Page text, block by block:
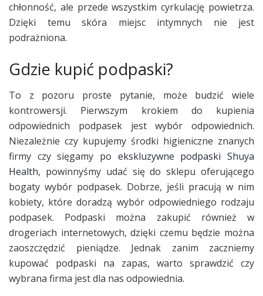
chłonność, ale przede wszystkim cyrkulację powietrza.
Dzięki temu skóra miejsc intymnych nie jest
podrażniona.
Gdzie kupić podpaski?
To z pozoru proste pytanie, może budzić wiele
kontrowersji. Pierwszym krokiem do kupienia
odpowiednich podpasek jest wybór odpowiednich.
Niezależnie czy kupujemy środki higieniczne znanych
firmy czy sięgamy po ekskluzywne podpaski Shuya
Health, powinnyśmy udać się do sklepu oferującego
bogaty wybór podpasek. Dobrze, jeśli pracują w nim
kobiety, które doradzą wybór odpowiedniego rodzaju
podpasek. Podpaski można zakupić również w
drogeriach internetowych, dzięki czemu będzie można
zaoszczędzić pieniądze. Jednak zanim zaczniemy
kupować podpaski na zapas, warto sprawdzić czy
wybrana firma jest dla nas odpowiednia.